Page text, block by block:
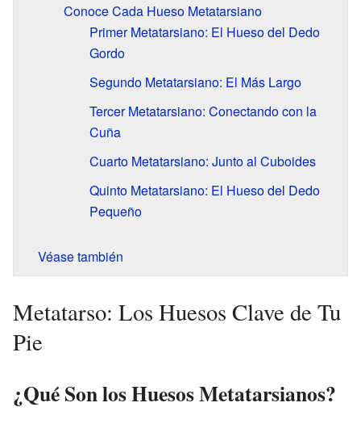
Conoce Cada Hueso Metatarsiano
Primer Metatarsiano: El Hueso del Dedo
Gordo
Segundo Metatarsiano: El Más Largo
Tercer Metatarsiano: Conectando con la
Cuña
Cuarto Metatarsiano: Junto al Cuboides
Quinto Metatarsiano: El Hueso del Dedo
Pequeño
Véase también
Metatarso: Los Huesos Clave de Tu
Pie
¿Qué Son los Huesos Metatarsianos?